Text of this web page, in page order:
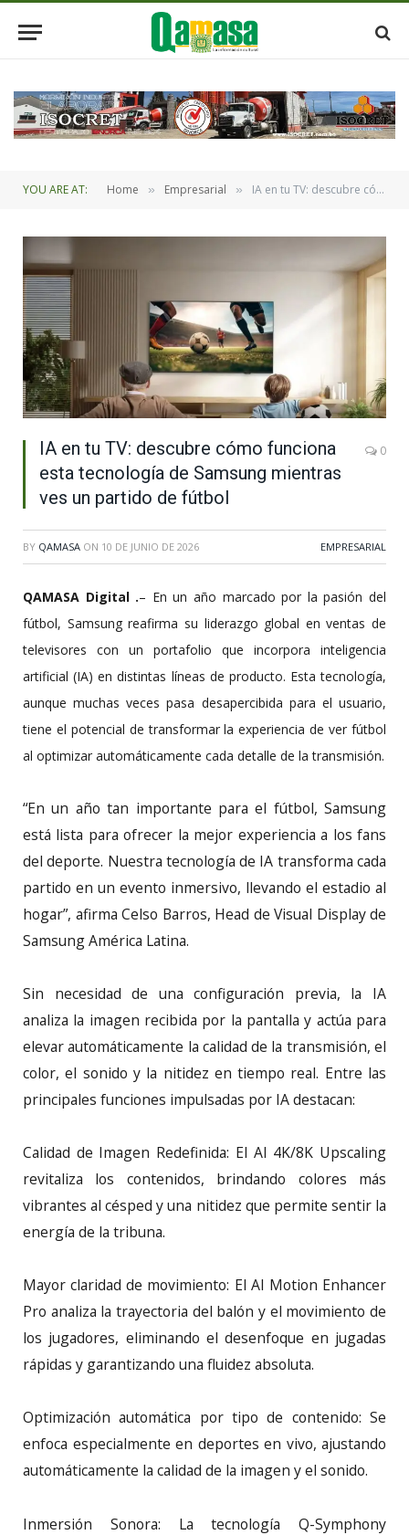
YOU ARE AT: Home » Empresarial » IA en tu TV: descubre cómo funciona esta tecnología de Samsung mientras ves un partido de fútbol
IA en tu TV: descubre cómo funciona
esta tecnología de Samsung mientras
ves un partido de fútbol
0
BY QAMASA ON 10 DE JUNIO DE 2026 EMPRESARIAL
QAMASA Digital .– En un año marcado por la pasión del
fútbol, Samsung reafirma su liderazgo global en ventas de
televisores con un portafolio que incorpora inteligencia
artificial (IA) en distintas líneas de producto. Esta tecnología,
aunque muchas veces pasa desapercibida para el usuario,
tiene el potencial de transformar la experiencia de ver fútbol
al optimizar automáticamente cada detalle de la transmisión.
“En un año tan importante para el fútbol, Samsung
está lista para ofrecer la mejor experiencia a los fans
del deporte. Nuestra tecnología de IA transforma cada
partido en un evento inmersivo, llevando el estadio al
hogar”, afirma Celso Barros, Head de Visual Display de
Samsung América Latina.
Sin necesidad de una configuración previa, la IA
analiza la imagen recibida por la pantalla y actúa para
elevar automáticamente la calidad de la transmisión, el
color, el sonido y la nitidez en tiempo real. Entre las
principales funciones impulsadas por IA destacan:
Calidad de Imagen Redefinida: El AI 4K/8K Upscaling
revitaliza los contenidos, brindando colores más
vibrantes al césped y una nitidez que permite sentir la
energía de la tribuna.
Mayor claridad de movimiento: El AI Motion Enhancer
Pro analiza la trayectoria del balón y el movimiento de
los jugadores, eliminando el desenfoque en jugadas
rápidas y garantizando una fluidez absoluta.
Optimización automática por tipo de contenido: Se
enfoca especialmente en deportes en vivo, ajustando
automáticamente la calidad de la imagen y el sonido.
Inmersión Sonora: La tecnología Q-Symphony